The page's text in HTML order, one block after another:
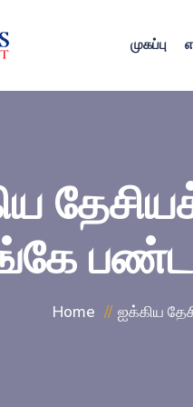
முகப்பு
Home ஐக்கிய